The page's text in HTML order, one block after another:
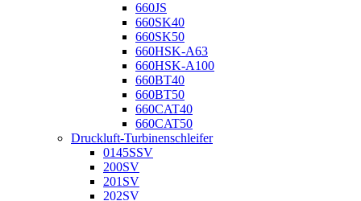
660JS
660SK40
660SK50
660HSK-A63
660HSK-A100
660BT40
660BT50
660CAT40
660CAT50
Druckluft-Turbinenschleifer
0145SSV
200SV
201SV
202SV